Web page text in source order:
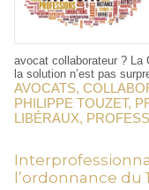
avocat collaborateur ? La
la solution n’est pas
AVOCATS,
PHILIPPE TOUZET,
LIBÉRAUX,
l’ordonnance du